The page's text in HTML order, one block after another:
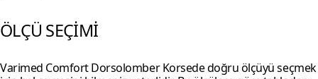
ÖLÇÜ SEÇİMİ
Varimed Comfort Dorsolomber Korsede doğru ölçüyü seçmek